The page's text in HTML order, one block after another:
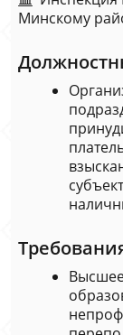
Минскому